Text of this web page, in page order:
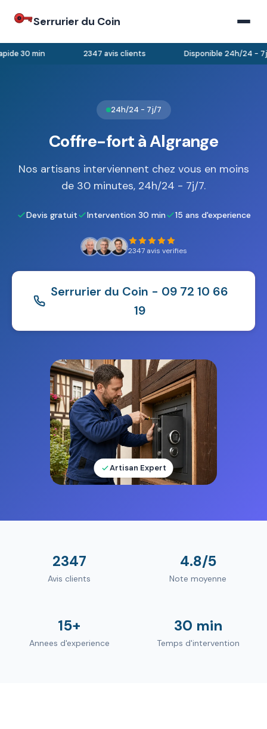
Serrurier du Coin
30 min 2347 avis clients Disponible 24h/24 -
24h/24 - 7j/7
Coffre-fort à Algrange
Nos artisans interviennent chez vous en moins
de 30 minutes, 24h/24 - 7j/7.
Devis gratuit Intervention 30 min 15 ans d'experience
2347 avis verifies
Serrurier du Coin - 09 72 10 66
19
Artisan Expert
2347
Avis clients
4.8/5
Note moyenne
15+
Annees d'experience
30 min
Temps d'intervention